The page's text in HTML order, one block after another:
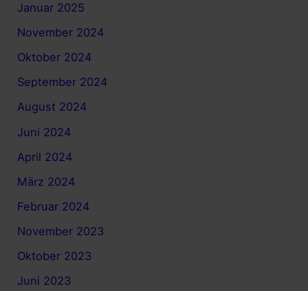
Januar 2025
November 2024
Oktober 2024
September 2024
August 2024
Juni 2024
April 2024
März 2024
Februar 2024
November 2023
Oktober 2023
Juni 2023